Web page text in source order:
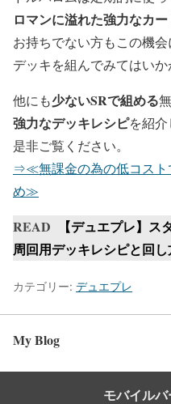
ロマンに溢れた強力なカー
お持ちでない方もこの機
デッキを組んでみてはいか
他にも少ないSRで組める
強力なデッキレシピを紹
是非ご覧ください。
⇒≪無課金の為の低コスト
め≫
READ
【デュエプレ】
周回用デッキレシピと回し
カテゴリー: デュエプレ
My Blog
モバイル